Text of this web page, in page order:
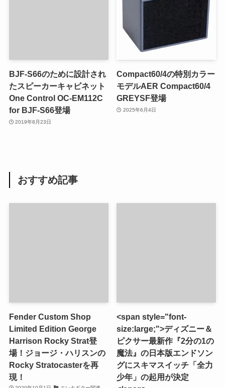
BJF-S66のために設計され
たスピーカーキャビネット
One Control OC-EM112C
for BJF-S66登場
2019年8月23日
Compact60/4の特別カラー
モデルAER Compact60/4
GREYSF登場
2025年6月4日
おすすめ記事
Fender Custom Shop
Limited Edition George
Harrison Rocky Strat登
場！ジョージ・ハリスンの
Rocky Stratocasterを再
現！
<span style="font-
size:large;">ディズニー＆
ピクサー最新作『2分の1の
魔法』の日本版エンドソン
グにスキマスイッチ「全力
少年」の起用が決定